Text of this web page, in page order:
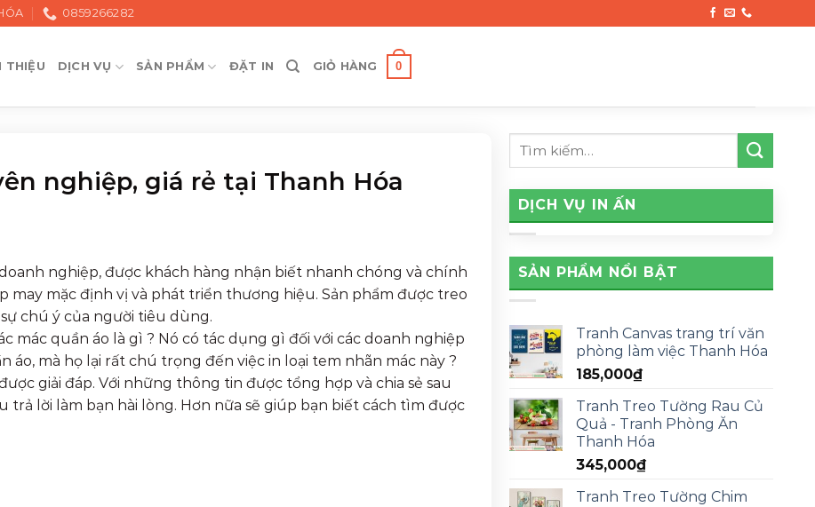
0859266282
THIỆU DỊCH VỤ SẢN PHẨM ĐẶT IN GIỎ HÀNG 0
nghiệp, giá rẻ tại Thanh Hóa
nghiệp, được khách hàng nhận biết nhanh chóng và chính
may mặc định vị và phát triển thương hiệu. Sản phẩm được treo
chú ý của người tiêu dùng.
mác quần áo là gì ? Nó có tác dụng gì đối với các doanh nghiệp
áo, mà họ lại rất chú trọng đến việc in loại tem nhãn mác này ?
giải đáp. Với những thông tin được tổng hợp và chia sẻ sau
trả lời làm bạn hài lòng. Hơn nữa sẽ giúp bạn biết cách tìm được
DỊCH VỤ IN ẤN
SẢN PHẨM NỔI BẬT
Tranh Canvas trang trí văn
phòng làm việc Thanh Hóa
185,000₫
Tranh Treo Tường Rau Củ
Quả - Tranh Phòng Ăn
Thanh Hóa
345,000₫
Tranh Treo Tường Chim